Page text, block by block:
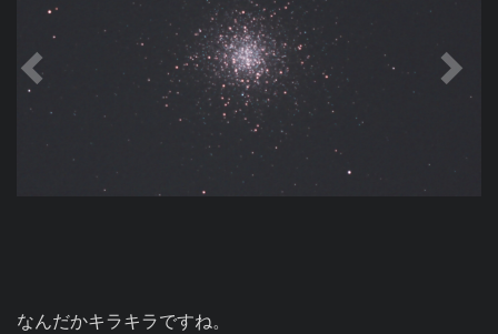
なんだかキラキラですね。